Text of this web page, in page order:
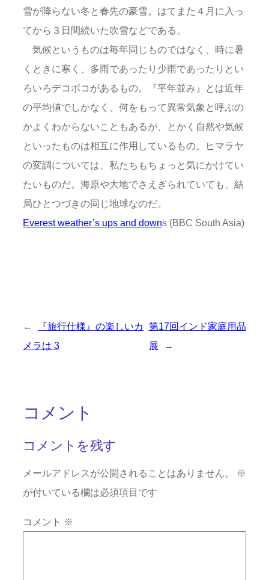
雪が降らない冬と春先の豪雪。はてまた４月に入っ
てから３日間続いた吹雪などである。
気候というものは毎年同じものではなく、時に暑
くときに寒く、多雨であったり少雨であったりとい
ろいろデコボコがあるもの。『平年並み』とは近年
の平均値でしかなく、何をもって異常気象と呼ぶの
かよくわからないこともあるが、とかく自然や気候
といったものは相互に作用しているもの。ヒマラヤ
の変調については、私たちもちょっと気にかけてい
たいものだ。海原や大地でさえぎられていても、結
局ひとつづきの同じ地球なのだ。
Everest weather’s ups and downs (BBC South Asia)
←
『旅行仕様』の楽しいカ
メラは 3
第17回インド家庭用品
展
→
コメント
コメントを残す
メールアドレスが公開されることはありません。
※
が付いている欄は必須項目です
コメント ※